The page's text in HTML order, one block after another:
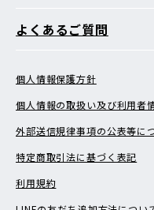
よくあるご質問
個人情報保護方針
個人情報の取扱い及び利用者
外部送信規律事項の公表等に
特定商取引法に基づく表記
利用規約